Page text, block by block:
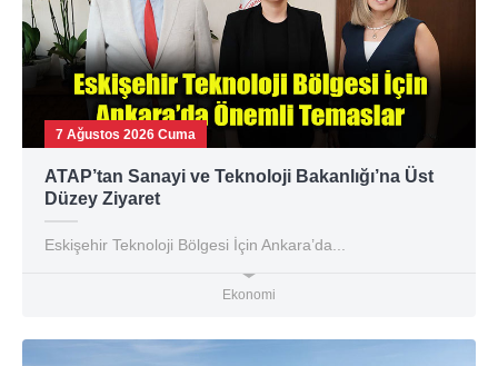
7 Ağustos 2026 Cuma
ATAP’tan Sanayi ve Teknoloji Bakanlığı’na Üst
Düzey Ziyaret
Eskişehir Teknoloji Bölgesi İçin Ankara’da...
Ekonomi